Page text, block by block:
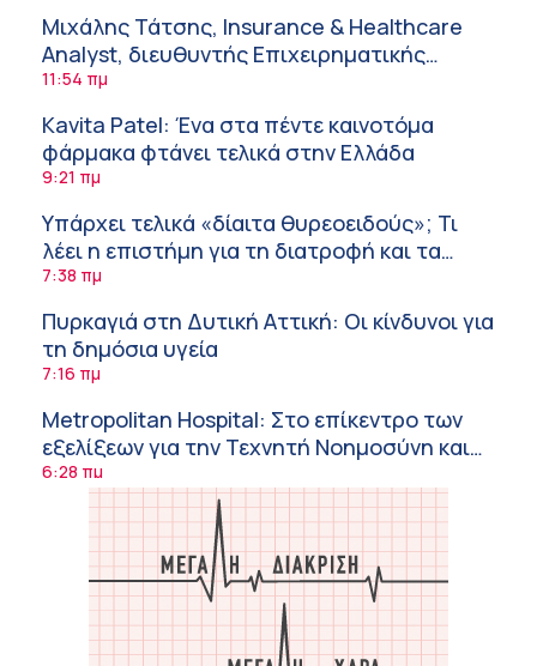
Μιχάλης Τάτσης, Insurance & Healthcare
Analyst, διευθυντής Επιχειρηματικής
Ανάπτυξης Ομίλου HHG
11:54 πμ
Kavita Patel: Ένα στα πέντε καινοτόμα
φάρμακα φτάνει τελικά στην Ελλάδα
9:21 πμ
Υπάρχει τελικά «δίαιτα θυρεοειδούς»; Τι
λέει η επιστήμη για τη διατροφή και τα
συμπληρώματα
7:38 πμ
Πυρκαγιά στη Δυτική Αττική: Οι κίνδυνοι για
τη δημόσια υγεία
7:16 πμ
Metropolitan Hospital: Στο επίκεντρο των
εξελίξεων για την Τεχνητή Νοημοσύνη και
την Ογκολογία
6:28 πμ
Παύλος Γιαννακόπουλος – ΒΙΑΝΕΞ
Στέλιος Λιανός – INTERAMERICAN / Αθηναϊκή
Γενική Κλινική
5:17 πμ